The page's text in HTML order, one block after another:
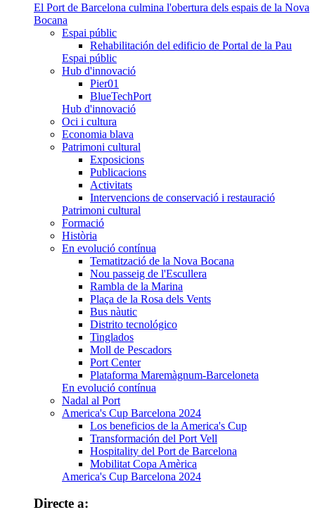
El Port de Barcelona culmina l'obertura dels espais de la Nova
Bocana
Espai públic
Rehabilitación del edificio de Portal de la Pau
Espai públic
Hub d'innovació
Pier01
BlueTechPort
Hub d'innovació
Oci i cultura
Economia blava
Patrimoni cultural
Exposicions
Publicacions
Activitats
Intervencions de conservació i restauració
Patrimoni cultural
Formació
Història
En evolució contínua
Tematització de la Nova Bocana
Nou passeig de l'Escullera
Rambla de la Marina
Plaça de la Rosa dels Vents
Bus nàutic
Distrito tecnológico
Tinglados
Moll de Pescadors
Port Center
Plataforma Maremàgnum-Barceloneta
En evolució contínua
Nadal al Port
America's Cup Barcelona 2024
Los beneficios de la America's Cup
Transformación del Port Vell
Hospitality del Port de Barcelona
Mobilitat Copa Amèrica
America's Cup Barcelona 2024
Directe a: